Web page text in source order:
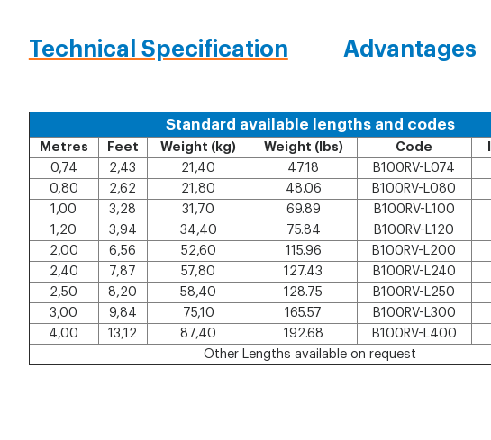
Technical Specification Advantages
Standard available lengths and codes
Metres Feet Weight (kg) Weight (lbs) Code
0,74
2,43 21,40 47.18 B100RV-L074
0,80
2,62 21,80 48.06 B100RV-L080
1,00
3,28 31,70 69.89 B100RV-L100
1,20
3,94 34,40 75.84 B100RV-L120
2,00
6,56 52,60 115.96 B100RV-L200
2,40
7,87 57,80 127.43 B100RV-L240
2,50
8,20 58,40 128.75 B100RV-L250
3,00
9,84 75,10 165.57 B100RV-L300
4,00
13,12 87,40 192.68 B100RV-L400
Other Lengths available on request